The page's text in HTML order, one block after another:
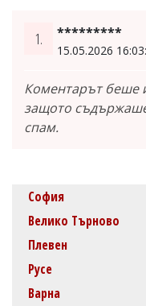
1. *********
15.05.2026
Коментарът беше
защото
спам.
София
Велико Търново
Плевен
Русе
Варна